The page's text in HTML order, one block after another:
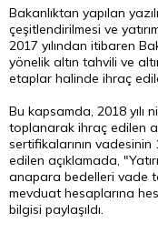
Bakanlıktan yapılan
çeşitlendirilmesi ve
2017 yılından itibaren
yönelik altın tahvili ve
etaplar halinde ihraç
Bu kapsamda, 2018 yılı
toplanarak ihraç edilen
sertifikalarının
edilen açıklamada,
anapara bedelleri vade
mevduat hesaplarına
bilgisi paylaşıldı.